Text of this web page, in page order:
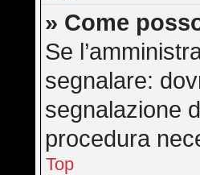
» Come
Se
segnalare:
segnalazione
procedura
Top